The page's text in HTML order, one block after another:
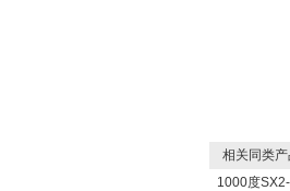
相关同类产
1000度